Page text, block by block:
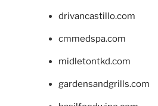
drivancastillo.com
cmmedspa.com
midletontkd.com
gardensandgrills.com